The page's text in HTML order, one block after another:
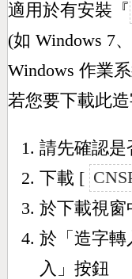
適用於有安裝『
(如 Windows 7
Windows 作業
若您要下載此
請先確認是
下載 [
於下載視窗
於「造字轉
入」按鈕